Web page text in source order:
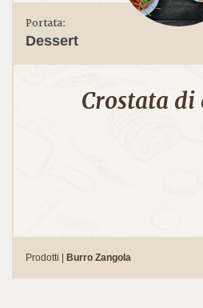
Portata:
Dessert
Crostata
Prodotti | Burro Zangola